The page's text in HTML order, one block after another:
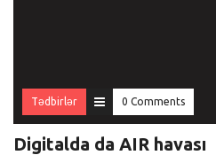
Tədbirlər 0 Comments
Digitalda da AIR havası